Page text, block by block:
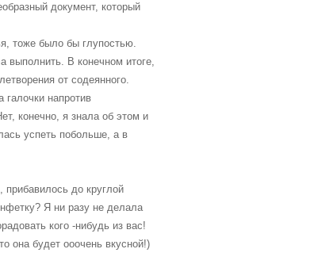
документ, который
тоже было бы глупостью.
выполнить. В конечном итоге,
от содеянного.
галочки напротив
конечно, я знала об этом и
успеть побольше, а в
до круглой
Я ни разу не делала
кого -нибудь из вас!
она будет ооочень вкусной!)